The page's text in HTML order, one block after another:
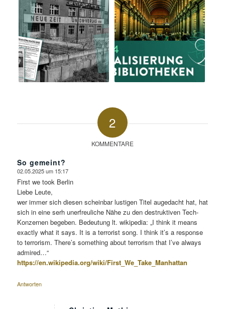
2
KOMMENTARE
So gemeint?
sagte:
02.05.2025 um 15:17
First we took Berlin
Liebe Leute,
wer immer sich diesen scheinbar lustigen Titel augedacht hat, hat
sich in eine serh unerfreuliche Nähe zu den destruktiven Tech-
Konzernen begeben. Bedeutung lt. wikipedia: „I think it means
exactly what it says. It is a terrorist song. I think it’s a response
to terrorism. There’s something about terrorism that I’ve always
admired…“
https://en.wikipedia.org/wiki/First_We_Take_Manhattan
Antworten